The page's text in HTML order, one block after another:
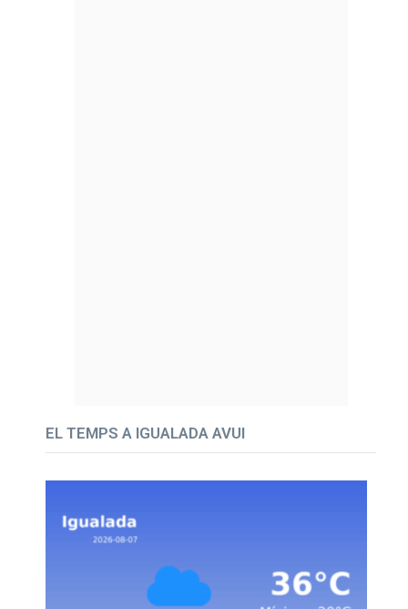
EL TEMPS A IGUALADA AVUI